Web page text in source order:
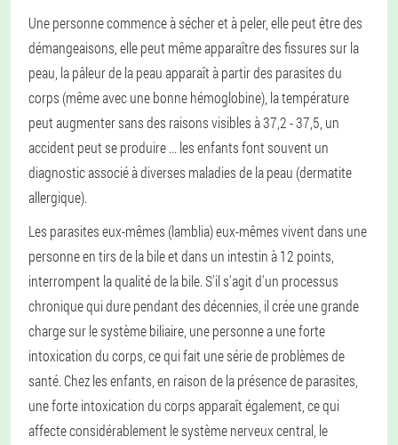
Une personne commence à sécher et à peler, elle peut être des
démangeaisons, elle peut même apparaître des fissures sur la
peau, la pâleur de la peau apparaît à partir des parasites du
corps (même avec une bonne hémoglobine), la température
peut augmenter sans des raisons visibles à 37,2 - 37,5, un
accident peut se produire ... les enfants font souvent un
diagnostic associé à diverses maladies de la peau (dermatite
allergique).
Les parasites eux-mêmes (lamblia) eux-mêmes vivent dans une
personne en tirs de la bile et dans un intestin à 12 points,
interrompent la qualité de la bile. S'il s'agit d'un processus
chronique qui dure pendant des décennies, il crée une grande
charge sur le système biliaire, une personne a une forte
intoxication du corps, ce qui fait une série de problèmes de
santé. Chez les enfants, en raison de la présence de parasites,
une forte intoxication du corps apparaît également, ce qui
affecte considérablement le système nerveux central, le